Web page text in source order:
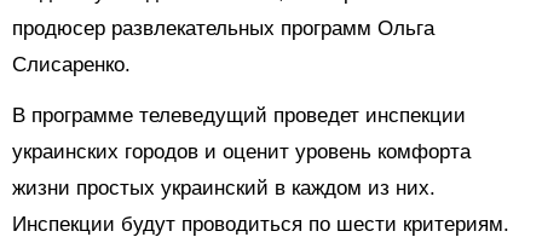
продюсер развлекательных программ Ольга
Слисаренко.
В программе телеведущий проведет инспекции
украинских городов и оценит уровень комфорта
жизни простых украинский в каждом из них.
Инспекции будут проводиться по шести критериям.